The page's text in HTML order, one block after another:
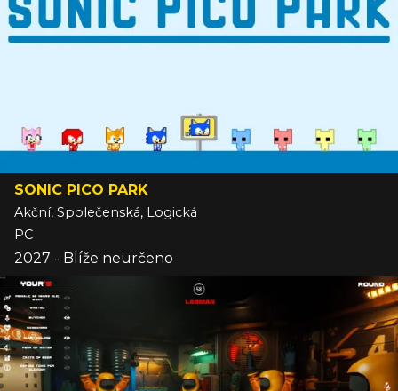
SONIC PICO PARK
Akční, Společenská, Logická
PC
2027 - Blíže neurčeno